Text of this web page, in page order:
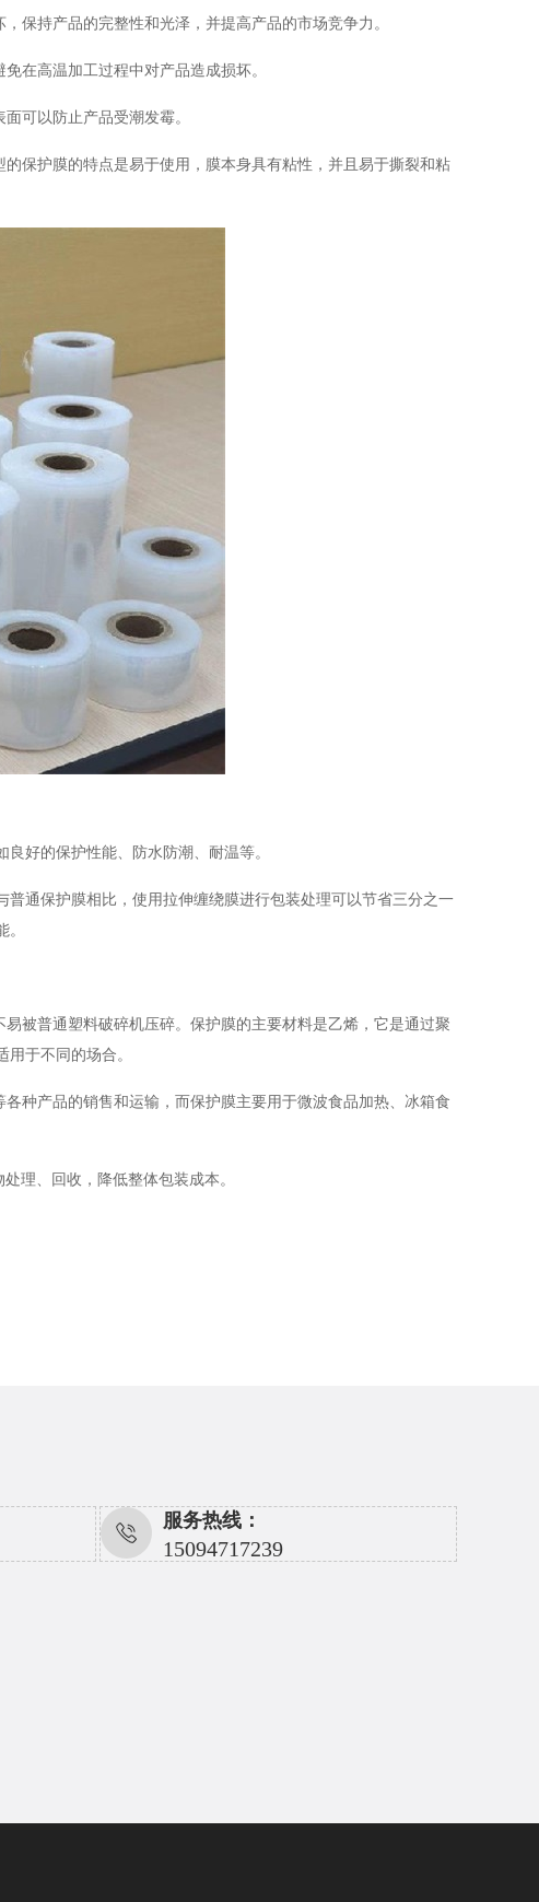
持产品的完整性和光泽，并提高产品的市场竞争力。
在高温加工过程中对产品造成损坏。
可以防止产品受潮发霉。
护膜的特点是易于使用，膜本身具有粘性，并且易于撕裂和粘
好的保护性能、防水防潮、耐温等。
通保护膜相比，使用拉伸缠绕膜进行包装处理可以节省三分之一
普通塑料破碎机压碎。保护膜的主要材料是乙烯，它是通过聚
于不同的场合。
产品的销售和运输，而保护膜主要用于微波食品加热、冰箱食
理、回收，降低整体包装成本。
服务热线：
15094717239